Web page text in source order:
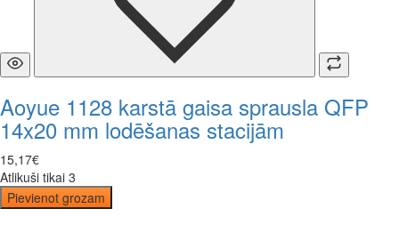
Aoyue 1128 karstā gaisa sprausla QFP
14x20 mm lodēšanas stacijām
15,17€
Atlikuši tikai 3
Pievienot grozam